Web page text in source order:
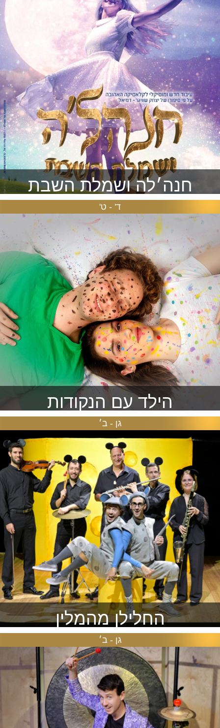
להזמנה >
חנה׳לה ושמלת השבת
סבתא חנה'לה מוצאת בביועדם את היומן האישי
להזמנה >
ד' - ט'
הילד עם הנקודות
נועה עוברת עם משפחתה לעיר חדשה
להזמנה >
גן - ב׳
החלילן מהמלין
הצגה זוכת ציון לשבח סל תרבות ארצי
להזמנה >
גן - ב׳